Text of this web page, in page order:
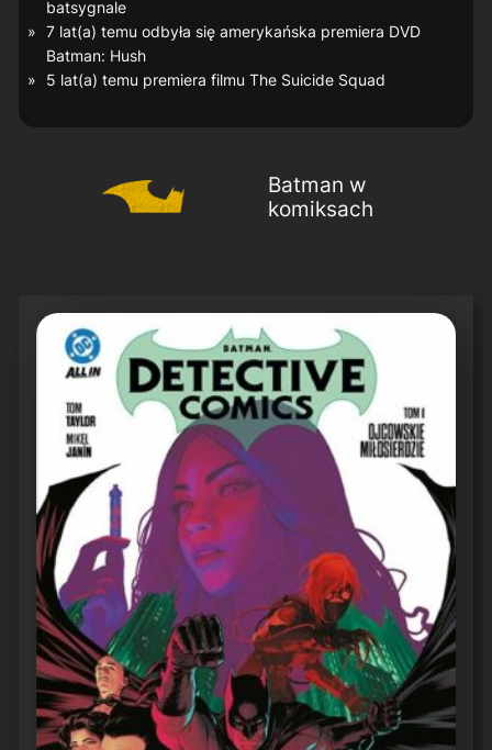
batsygnale
7 lat(a) temu odbyła się amerykańska premiera DVD
Batman: Hush
5 lat(a) temu premiera filmu The Suicide Squad
Batman w
komiksach